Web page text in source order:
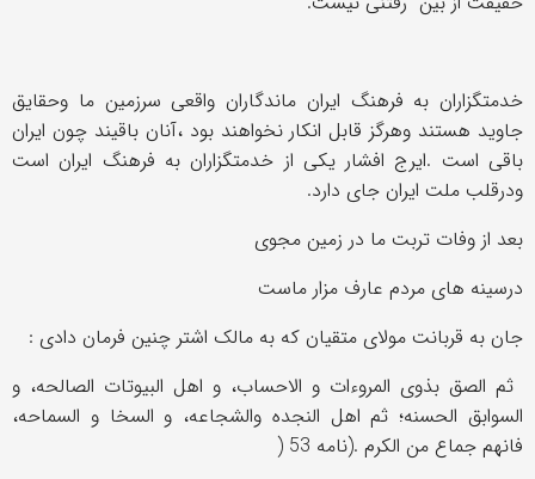
خدمتگزاران به فرهنگ ایران ماندگاران واقعی سرزمین ما وحقایق
جاوید هستند وهرگز قابل انکار نخواهند بود ،آنان باقیند چون ایران
باقی است .ایرج افشار یکی از خدمتگزاران به فرهنگ ایران است
ودرقلب ملت ایران جای دارد.
بعد از وفات تربت ما در زمین مجوی
درسینه های مردم عارف مزار ماست
جان به قربانت مولای متقیان که به مالک اشتر چنین فرمان دادی :
ثم الصق بذوی المروءات و الاحساب، و اهل البیوتات الصالحه، و
السوابق الحسنه؛ ثم اهل النجده والشجاعه، و السخا و السماحه،
فانهم جماع من الكرم .(نامه 53
)